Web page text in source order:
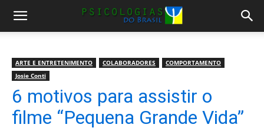
ARTE E ENTRETENIMENTO COLABORADORES
COMPORTAMENTO
Josie Conti
6 motivos para assistir o
filme “Pequena Grande Vida”